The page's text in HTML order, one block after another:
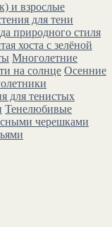
и взрослые
для тени
природного стиля
хоста с зелёной
Многолетние
на солнце Осенние
для тенистых
Тенелюбивые
черешками